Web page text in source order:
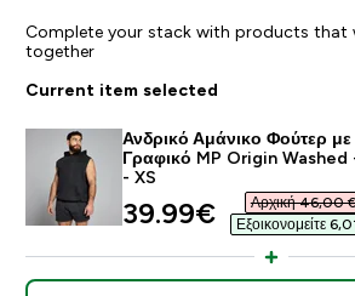
Complete your stack with products that
together
Current item selected
Ανδρικό Αμάνικο Φούτερ
Γραφικό MP Origin
- XS
discounted price
39.99€‎
Αρχική 46,00
Εξοικονομείτε